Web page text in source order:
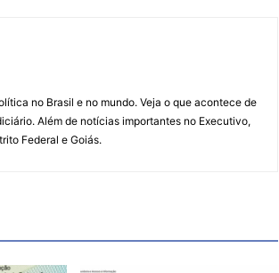
no Brasil e no mundo. Veja o que acontece de
Além de notícias importantes no Executivo,
Federal e Goiás.